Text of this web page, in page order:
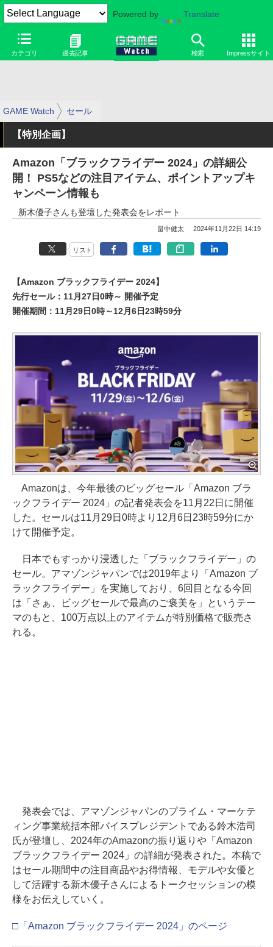
Powered by Translate
カテゴリ 過去記事 検索 Impressサイト
GAME Watch セール
【特別企画】
Amazon「ブラックフライデー 2024」の詳細公
開！ PS5などの注目アイテム、ポイントアップキ
ャンペーン情報も
新木優子さんも登壇した発表会をレポート
畠中健太 2024年11月22日 14:19
リスト
【Amazon ブラックフライデー 2024】
先行セール：11月27日0時～ 開催予定
開催期間：11月29日0時～12月6日23時59分
Amazonは、今年最後のビッグセール「Amazon ブラ
ックフライデー 2024」の記者発表会を11月22日に開催
した。セールは11月29日0時より12月6日23時59分にか
けて開催予定。
日本でもすっかり浸透した「ブラックフライデー」の
セール。アマゾンジャパンでは2019年より「Amazon ブ
ラックフライデー」を実施しており、6回目となる今回
は「さぁ、ビッグセールで最高のご褒美を」というテー
マのもと、100万点以上のアイテムが特別価格で販売さ
れる。
発表会では、アマゾンジャパンのプライム・マーケテ
ィング事業統括本部バイスプレジデントである鈴木浩司
氏が登壇し、2024年のAmazonの振り返りや「Amazon
ブラックフライデー 2024」の詳細が発表された。本稿で
はセール期間中の注目商品やお得情報、モデルや女優と
して活躍する新木優子さんによるトークセッションの模
様をお伝えしていく。
□「Amazon ブラックフライデー 2024」のページ